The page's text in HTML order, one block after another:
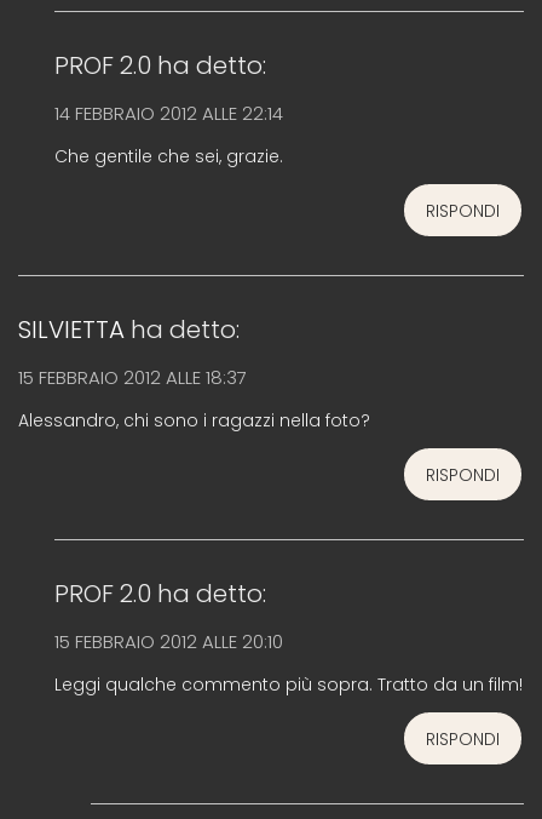
PROF 2.0 ha detto:
14 FEBBRAIO 2012 ALLE 22:14
Che gentile che sei, grazie.
RISPONDI
SILVIETTA ha detto:
15 FEBBRAIO 2012 ALLE 18:37
Alessandro, chi sono i ragazzi nella foto?
RISPONDI
PROF 2.0 ha detto:
15 FEBBRAIO 2012 ALLE 20:10
Leggi qualche commento più sopra. Tratto da un film!
RISPONDI